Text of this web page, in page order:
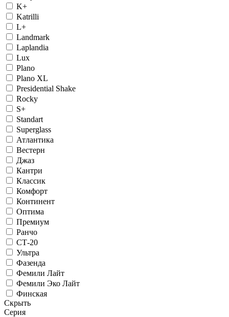
K+
Katrilli
L+
Landmark
Laplandia
Lux
Plano
Plano XL
Presidential Shake
Rocky
S+
Standart
Superglass
Атлантика
Вестерн
Джаз
Кантри
Классик
Комфорт
Континент
Оптима
Премиум
Ранчо
СТ-20
Ультра
Фазенда
Фемили Лайт
Фемили Эко Лайт
Финская
Скрыть
Серия